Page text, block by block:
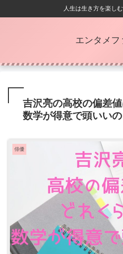
人生は生き方を楽し
エンタメフ
吉沢亮の高校の偏差
数学が得意で頭いいの
俳優